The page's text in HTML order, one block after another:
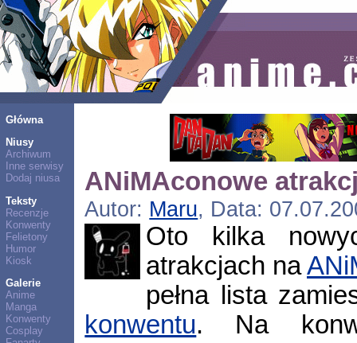
Główna
Niusy
Archiwum
Inne serwisy
Dodaj niusa
Teksty
Recenzje
Konwenty
Felietony
Humor
Kiosk
Galerie
Anime
Manga
Konwenty
Cosplay
ANiMAconowe
Autor: Maru, Data:
Oto kilka
atrakcjach na
pełna lista
konwentu. Na